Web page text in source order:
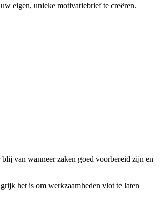
eigen, unieke motivatiebrief te creëren.
van wanneer zaken goed voorbereid zijn en
het is om werkzaamheden vlot te laten